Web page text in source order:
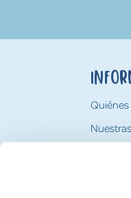
Tarjeta